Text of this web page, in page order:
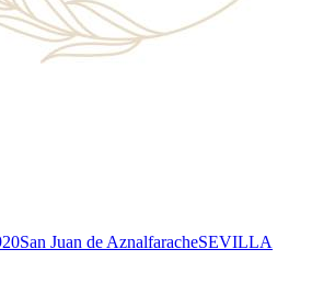
San Juan de AznalfaracheSEVILLA